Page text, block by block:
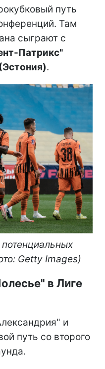
путь
Там
сыграют с
Патрикс"
.
Getty Images)
в Лиге
и
путь со второго